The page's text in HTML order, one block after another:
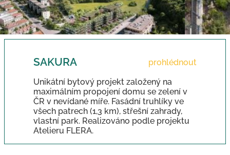
SAKURA
prohlédnout
Unikátní bytový projekt založený na
maximálním propojení domu se zelení v
ČR v nevídané míře. Fasádní truhlíky ve
všech patrech (1,3 km), střešní zahrady,
vlastní park. Realizováno podle projektu
Atelieru FLERA.